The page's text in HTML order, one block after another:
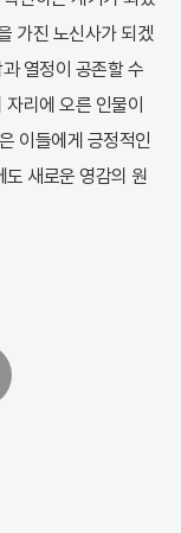
가진 노신사가 되겠
열정이 공존할 수
리에 오른 인물이
이들에게 긍정적인
새로운 영감의 원